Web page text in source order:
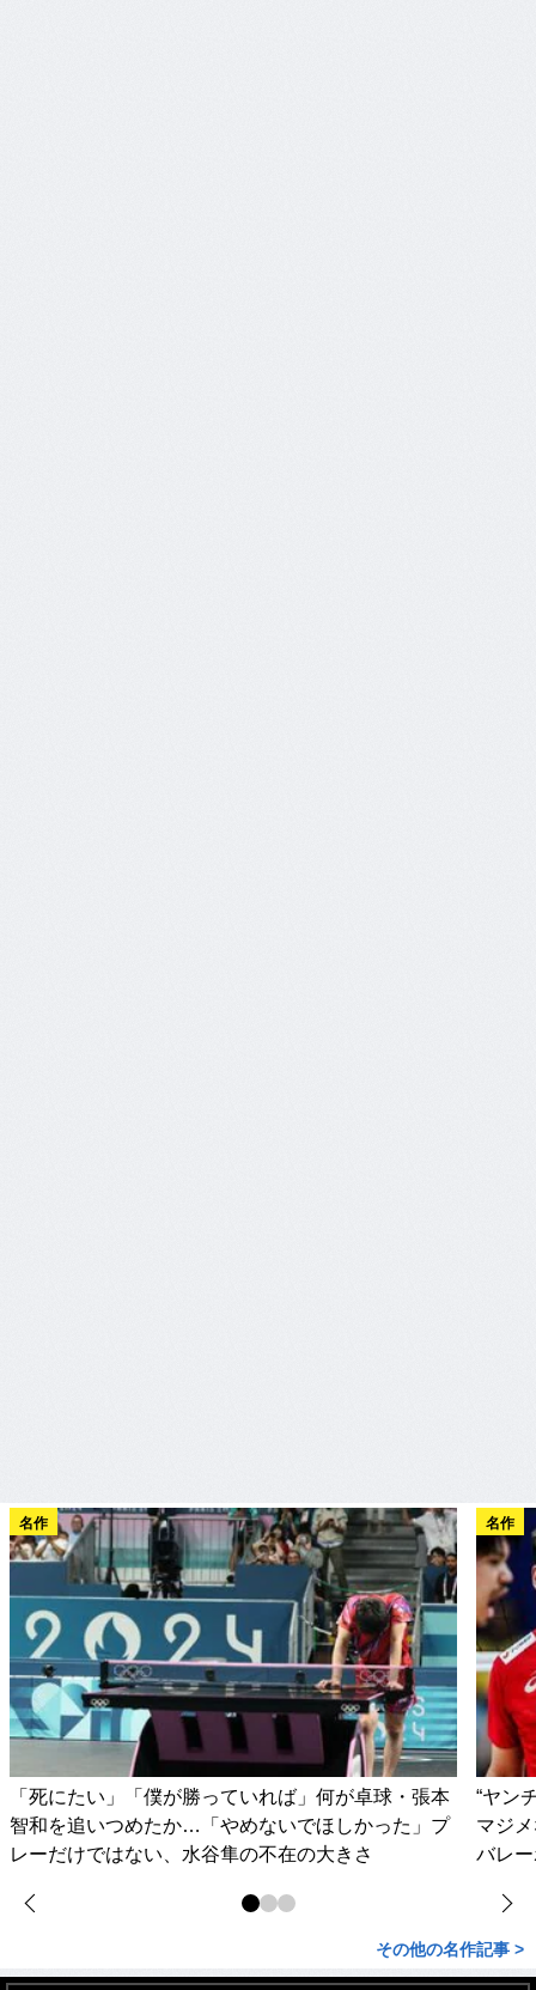
名作
「死にたい」「僕が勝っていれば」何が卓球・張本
智和を追いつめたか…「やめないでほしかった」プ
レーだけではない、水谷隼の不在の大きさ
名作
“ヤン
マジ
バレ
その他の名作記事 >